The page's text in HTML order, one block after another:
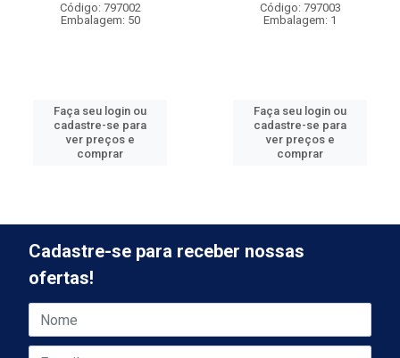
Código: 797002
Embalagem: 50
Faça seu login ou
cadastre-se para
ver preços e
comprar
Código: 797003
Embalagem: 1
Faça seu login ou
cadastre-se para
ver preços e
comprar
Cadastre-se para receber nossas
ofertas!